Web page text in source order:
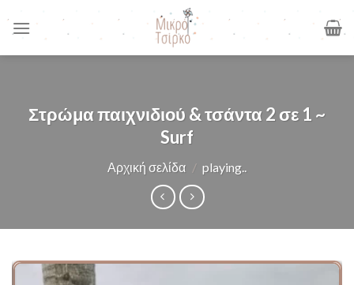
Στρώμα παιχνιδιού & τσάντα 2 σε 1 ~
Surf
Αρχική σελίδα / playing..